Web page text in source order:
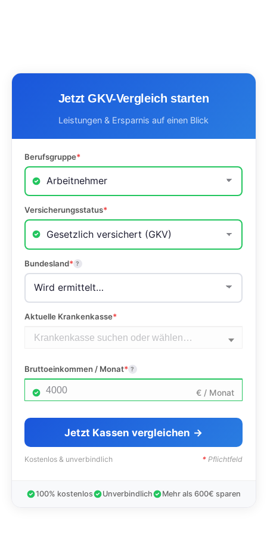
Jetzt GKV-Vergleich starten
Leistungen & Ersparnis auf einen Blick
Berufsgruppe*
Versicherungsstatus*
Bundesland* ?
Aktuelle Krankenkasse*
Bruttoeinkommen / Monat* ?
€ / Monat
Jetzt Kassen vergleichen
Kostenlos & unverbindlich * Pflichtfeld
100% kostenlos Unverbindlich Mehr als 600€ sparen